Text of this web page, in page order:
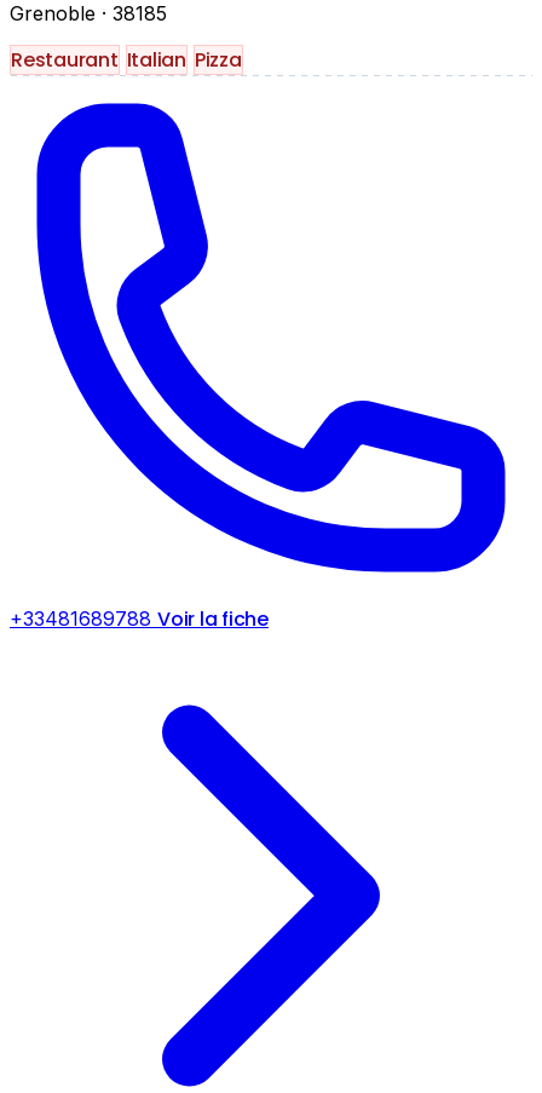
Grenoble · 38185
Restaurant Italian Pizza
+33481689788 Voir la fiche